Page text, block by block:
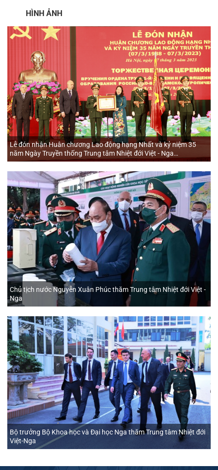
HÌNH ẢNH
Lễ đón nhận Huân chương Lao động hạng Nhất và kỷ niệm 35
năm Ngày Truyền thống Trung tâm Nhiệt đới Việt - Nga
(07/3/1988 - 07/3/2023)
Chủ tịch nước Nguyễn Xuân Phúc thăm Trung tâm Nhiệt đới Việt -
Nga
Bộ trưởng Bộ Khoa học và Đại học Nga thăm Trung tâm Nhiệt đới
Việt-Nga